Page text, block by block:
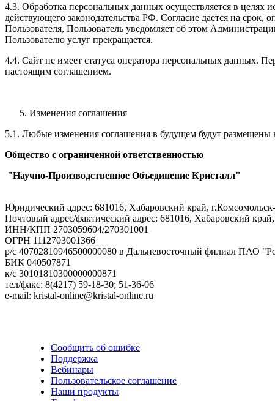
4.3. Обработка персональных данных осуществляется в целях
действующего законодательства РФ. Согласие дается на
Пользователя, Пользователь уведомляет об этом
Пользователю услуг прекращается.
4.4. Сайт не имеет статуса оператора персональных данных.
настоящим соглашением.
Изменения соглашения
5.1. Любые изменения соглашения в будущем будут размещены
Общество с ограниченной ответственностью
"Научно-Производственное Объединение Кристалл"
Юридический адрес: 681016, Хабаровский край,
Почтовый адрес/фактический адрес: 681016, Хабаровский
ИНН/КПП 2703059604/270301001
ОГРН 1112703001366
р/с 40702810946500000080 в Дальневосточный филиал ПАО
БИК 040507871
к/с 30101810300000000871
тел/факс: 8(4217) 59-18-30; 51-36-06
e-mail: kristal-online@kristal-online.ru
Сообщить об ошибке
Поддержка
Вебинары
Пользовательское соглашение
Наши продукты